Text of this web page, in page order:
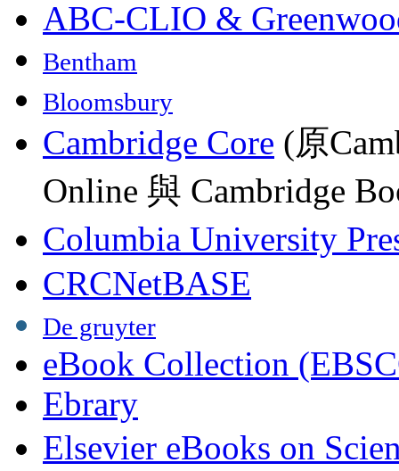
ABC-CLIO &
Bentham
Bloomsbury
Cambridge Core (原
Online 與 Cambridge
Columbia University
CRCNetBASE
De gruyter
eBook Collection
Ebrary
Elsevier eBooks on